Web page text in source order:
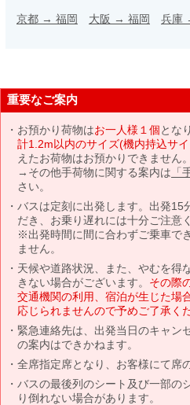
京都 → 福岡 大阪 → 福岡 兵庫
重要なご案内
お預かり荷物はお一人様１個とな
計1.2m以内のサイズ(機内持込サ
えたお荷物はお預かりできません。
→その他手荷物に関する案内は
さい。
バスは定刻に出発します。出発15
だき、お乗り遅れには十分ご注意
※出発時間に間に合わずご乗車で
ません。
天候や道路状況、また、やむを得
きない場合がございます。 その際
交通機関の利用、宿泊が生じた場
応じられませんので予めご了承く
緊急連絡先は、出発当日のキャン
の案内はできかねます。
全席指定席となり、お客様にて席
バスの最後列のシート及び一部の
り倒れない場合があります。